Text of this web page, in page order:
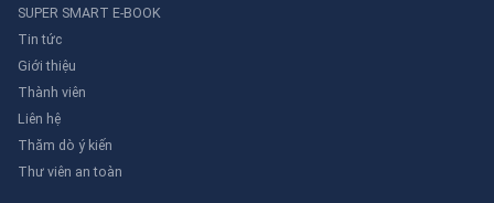
SUPER SMART E-BOOK
Tin tức
Giới thiệu
Thành viên
Liên hệ
Thăm dò ý kiến
Thư viên an toàn